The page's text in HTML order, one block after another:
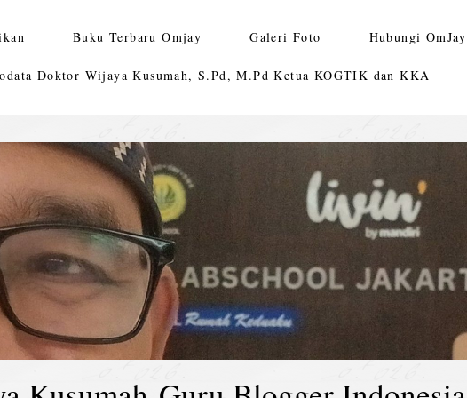
Buku Terbaru Omjay Galeri Foto Hubungi OmJay
Doktor Wijaya Kusumah, S.Pd, M.Pd Ketua KOGTIK dan KKA